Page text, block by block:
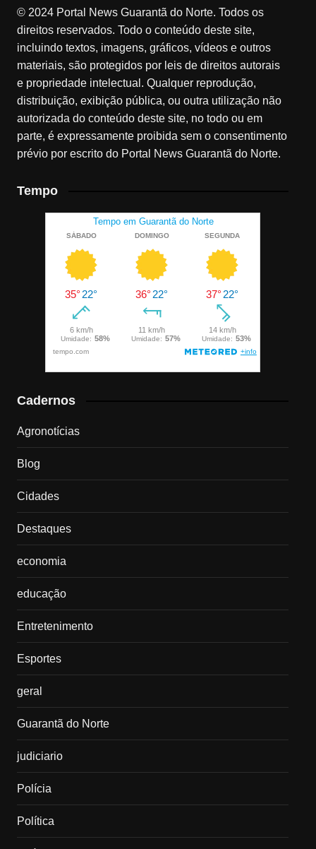
© 2024 Portal News Guarantã do Norte. Todos os
direitos reservados. Todo o conteúdo deste site,
incluindo textos, imagens, gráficos, vídeos e outros
materiais, são protegidos por leis de direitos autorais
e propriedade intelectual. Qualquer reprodução,
distribuição, exibição pública, ou outra utilização não
autorizada do conteúdo deste site, no todo ou em
parte, é expressamente proibida sem o consentimento
prévio por escrito do Portal News Guarantã do Norte.
Tempo
Cadernos
Agronotícias
Blog
Cidades
Destaques
economia
educação
Entretenimento
Esportes
geral
Guarantã do Norte
judiciario
Polícia
Política